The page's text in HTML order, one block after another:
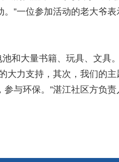
”一位参加活动的老大爷
和大量书籍、玩具、文具
大力支持，其次，我们的
与环保。”湛江社区方负